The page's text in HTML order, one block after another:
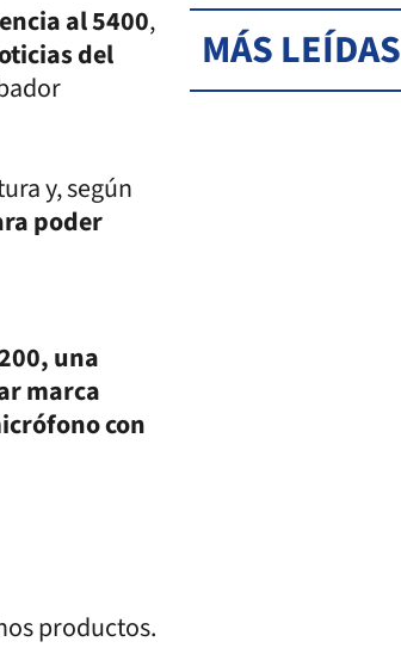
al 5400,
del
y, según
poder
una
marca
con
productos.
MÁS LEÍDAS